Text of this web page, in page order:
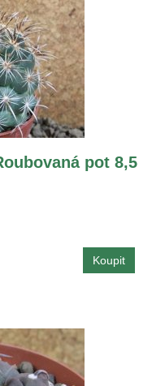
pot 8,5